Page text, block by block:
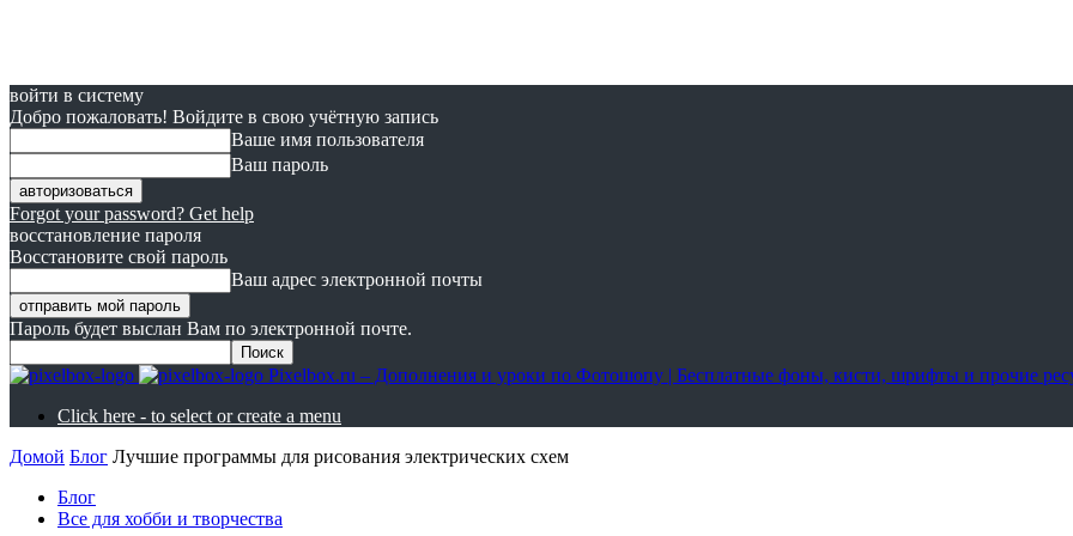
войти в систему
Добро пожаловать! Войдите в свою учётную запись
Ваше имя пользователя
Ваш пароль
Forgot your password? Get help
восстановление пароля
Восстановите свой пароль
Ваш адрес электронной почты
Пароль будет выслан Вам по электронной почте.
Pixelbox.ru – Дополнения и уроки по Фотошопу | Бесплатные фоны, кисти, шрифты и прочие
Click here - to select or create a menu
Домой Блог Лучшие программы для рисования электрических схем
Блог
Все для хобби и творчества